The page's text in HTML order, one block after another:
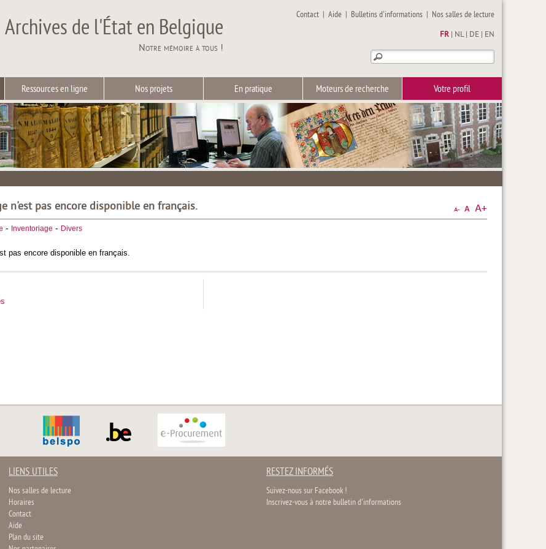
Archives de l'État en Belgique
Notre mémoire à tous !
Contact |Aide | Bulletins d'informations | Nos salles de lecture
FR NL| DE EN
Ressources en ligne Nos projets En pratique Moteurs de recherche Votre profil
n'est pas encore disponible en français.
- Inventoriage - Divers
pas encore disponible en français.
LIENS UTILES
Nos salles de lecture
Horaires
Contact
Aide
Plan du site
RESTEZ INFORMÉS
Suivez-nous sur Facebook !
Inscrivez-vous à notre bulletin d'informations